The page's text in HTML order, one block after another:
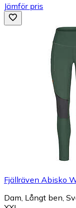
Jämför pris
Fjällräven Abisko
Dam, Långt ben,